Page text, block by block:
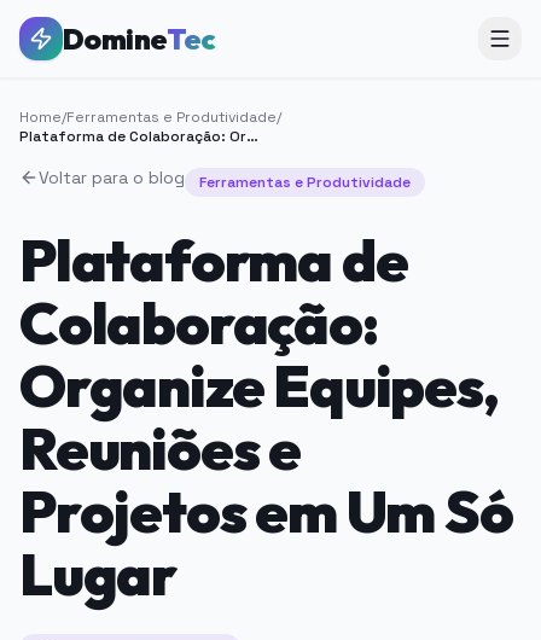
DomineTec
Home/Ferramentas e Produtividade/
Plataforma de Colaboração: Organize Equipes, Reuniões e Projetos em Um Só Lugar
Voltar para o blog Ferramentas e Produtividade
Plataforma de
Colaboração:
Organize Equipes,
Reuniões e
Projetos em Um Só
Lugar